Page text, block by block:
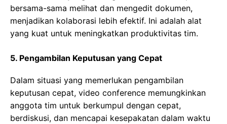
bersama-sama melihat dan mengedit dokumen,
menjadikan kolaborasi lebih efektif. Ini adalah alat
yang kuat untuk meningkatkan produktivitas tim.
5. Pengambilan Keputusan yang Cepat
Dalam situasi yang memerlukan pengambilan
keputusan cepat, video conference memungkinkan
anggota tim untuk berkumpul dengan cepat,
berdiskusi, dan mencapai kesepakatan dalam waktu